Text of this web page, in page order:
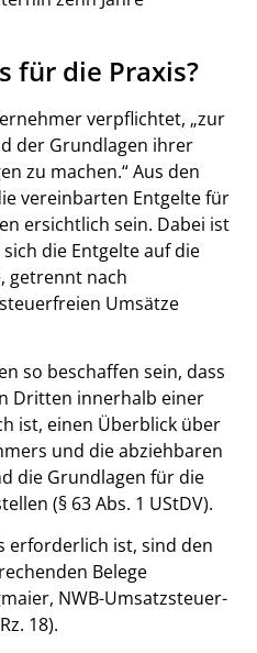
für die Praxis?
verpflichtet, „zur
der Grundlagen ihrer
zu machen.“ Aus den
vereinbarten Entgelte für
ersichtlich sein. Dabei ist
die Entgelte auf die
getrennt nach
Umsätze
so beschaffen sein, dass
Dritten innerhalb einer
ist, einen Überblick über
und die abziehbaren
die Grundlagen für die
(§ 63 Abs. 1 UStDV).
erforderlich ist, sind den
Belege
NWB-Umsatzsteuer-
18).